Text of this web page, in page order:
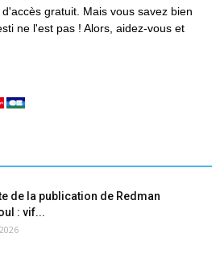
gratuit. Mais vous savez bien
ne l'est pas ! Alors, aidez-vous et
de la publication de Redman
: vif...